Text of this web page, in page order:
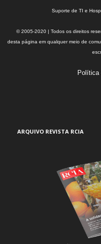
Suporte de TI e
© 2005-2020 | Todos os direitos
desta página em qualquer meio de
Política
ARQUIVO REVISTA RCIA